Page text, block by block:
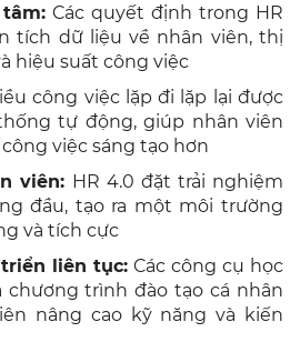
Các quyết định trong HR
tích dữ liệu về nhân viên, thị
hiệu suất công việc
công việc lặp đi lặp lại được
tự động, giúp nhân viên
việc sáng tạo hơn
viên: HR 4.0 đặt trải nghiệm
đầu, tạo ra một môi trường
và tích cực
liên tục: Các công cụ học
trình đào tạo cá nhân
nâng cao kỹ năng và kiến